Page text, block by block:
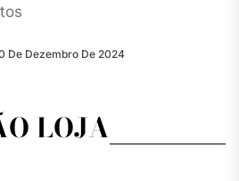
De Dezembro De 2024
LOJA